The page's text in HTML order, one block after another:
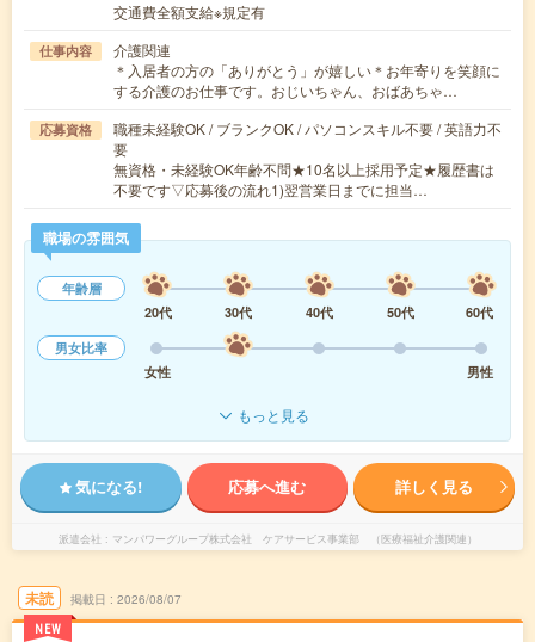
交通費全額支給※規定有
仕事内容
介護関連
＊入居者の方の「ありがとう」が嬉しい＊お年寄りを笑顔に
する介護のお仕事です。おじいちゃん、おばあちゃ…
応募資格
職種未経験OK / ブランクOK / パソコンスキル不要 / 英語力不
要
無資格・未経験OK年齢不問★10名以上採用予定★履歴書は
不要です▽応募後の流れ1)翌営業日までに担当…
職場の雰囲気
年齢層
20代
30代 40代 50代
60代
男女比率
女性
男性
もっと見る
気になる! 応募へ進む 詳しく見る
派遣会社 マンパワーグループ株式会社 ケアサービス事業部 （医療福祉介護関連）
未読
NEW
掲載日 2026/08/07